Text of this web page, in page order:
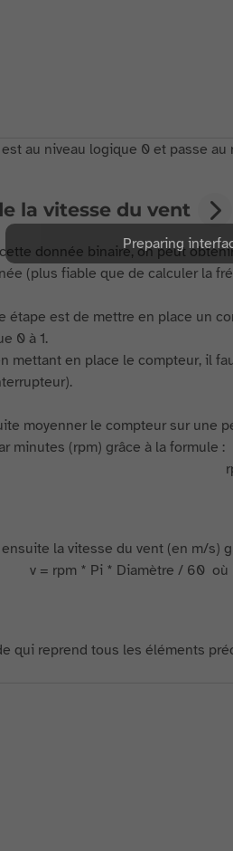
au niveau logique 0 et passe
la vitesse du vent
donnée binaire, on peut
(plus fiable que de calculer la
étape est de mettre en place un
0 à 1.
mettant en place le compteur, il
moyenner le compteur sur une
minutes (rpm) grâce à la formule :
la vitesse du vent (en m/s)
v = rpm * Pi * Diamètre / 60 où
qui reprend tous les éléments
Preparing